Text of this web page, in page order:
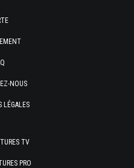
NOUS
LÉGALES
TV
PRO